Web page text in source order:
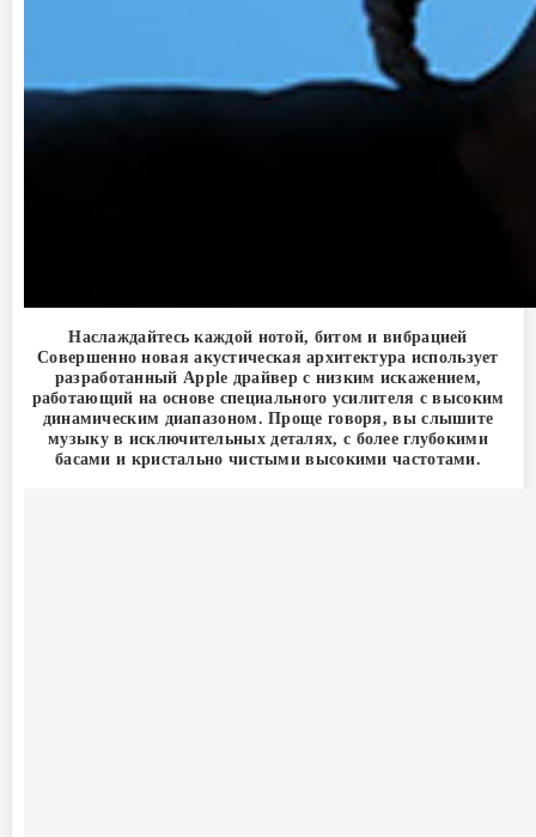
Наслаждайтесь каждой нотой, битом и вибрацией
Совершенно новая акустическая архитектура использует
разработанный Apple драйвер с низким искажением,
работающий на основе специального усилителя с высоким
динамическим диапазоном. Проще говоря, вы слышите
музыку в исключительных деталях, с более глубокими
басами и кристально чистыми высокими частотами.